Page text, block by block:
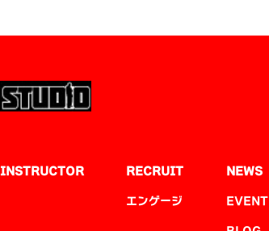
INSTRUCTOR RECRUIT
エンゲージ
NEWS
EVENT